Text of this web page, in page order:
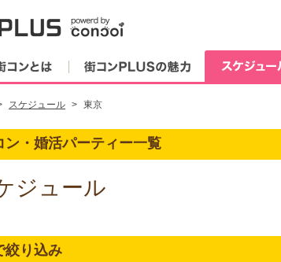
街コンとは 街コンPLUSの魅力
スケジュール 東京
ン・婚活パーティー一覧
ジュール
絞り込み